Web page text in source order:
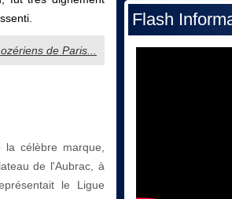
de Paris...
célèbre marque,
de l'Aubrac, à
le Ligue
Flash